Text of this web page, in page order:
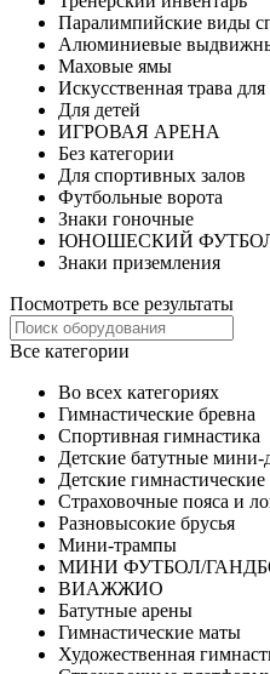
Паралимпийские виды
Алюминиевые
Маховые ямы
Искусственная трава для
Для детей
ИГРОВАЯ АРЕНА
Без категории
Для спортивных залов
Футбольные ворота
Знаки гоночные
ЮНОШЕСКИЙ
Знаки приземления
Посмотреть все результаты
Все категории
Во всех категориях
Гимнастические бревна
Спортивная гимнастика
Детские батутные
Детские
Страховочные пояса и
Разновысокие брусья
Мини-трампы
МИНИ ФУТБОЛ/
ВИАЖЖИО
Батутные арены
Гимнастические маты
Художественная